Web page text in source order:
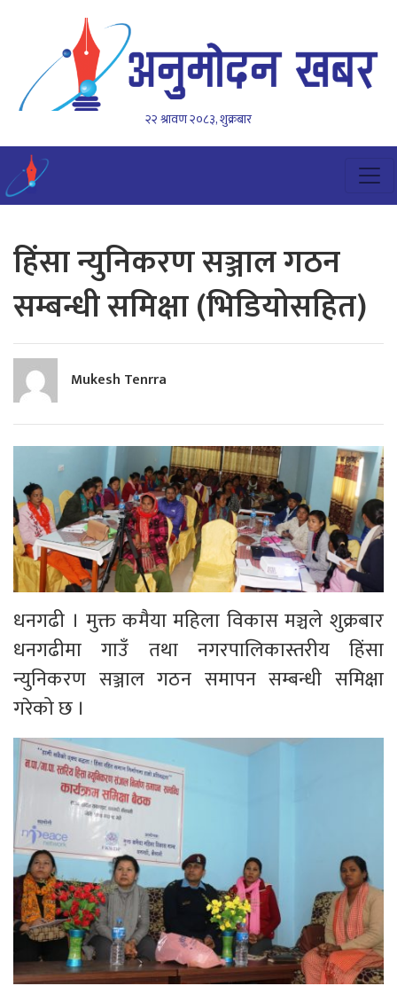
२२ श्रावण २०८३, शुक्रबार
हिंसा न्युनिकरण सञ्जाल गठन
सम्बन्धी समिक्षा (भिडियोसहित)
Mukesh Tenrra
धनगढी । मुक्त कमैया महिला विकास मञ्चले शुक्रबार
धनगढीमा गाउँ तथा नगरपालिकास्तरीय हिंसा
न्युनिकरण सञ्जाल गठन समापन सम्बन्धी समिक्षा
गरेको छ ।